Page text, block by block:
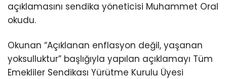
açıklamasını sendika yöneticisi Muhammet Oral
okudu.
Okunan “Açıklanan enflasyon değil, yaşanan
yoksulluktur” başlığıyla yapılan açıklamayı Tüm
Emekliler Sendikası Yürütme Kurulu Üyesi